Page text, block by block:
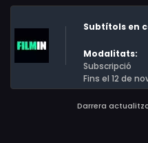
Subtítols en
Modalitats:
Subscripció
Fins el 12 de
Darrera